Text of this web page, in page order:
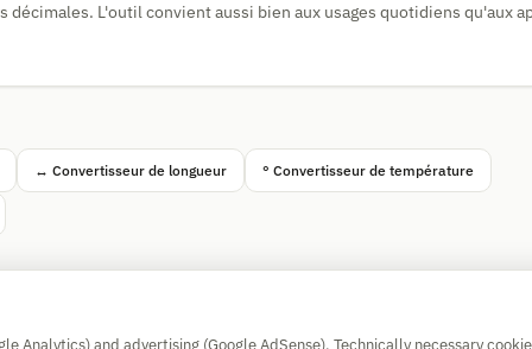
décimales. L'outil convient aussi bien aux usages quotidiens qu'aux
↔ Convertisseur de longueur ° Convertisseur de température
Analytics) and advertising (Google AdSense). Technically necessary